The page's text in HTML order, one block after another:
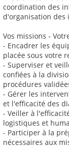
coordination des
d'organisation des
Vos missions -
- Encadrer les
placée sous votre
- Superviser et
confiées à la
procédures
- Gérer les
et l'efficacité des
- Veiller à
logistiques et
- Participer à la
nécessaires aux